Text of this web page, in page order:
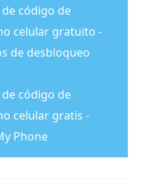
código de
celular gratuito -
de desbloqueo
código de
celular gratis -
Phone